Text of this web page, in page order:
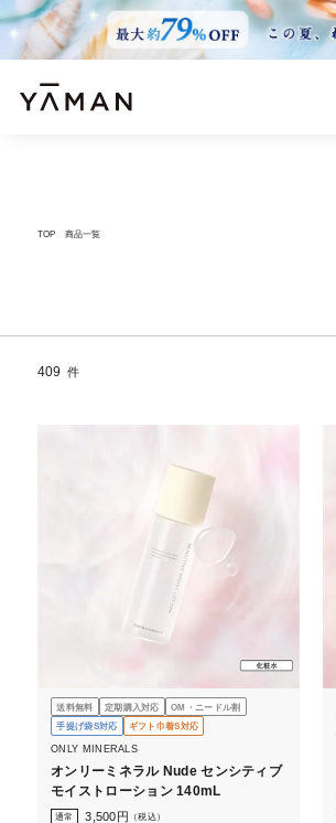
TOP 商品一覧
409 件
送料無料 定期購入対応
OM・ニードル割
手提げ袋S対応
ギフト巾着S対応
ONLY MINERALS
オンリーミネラル Nude センシティブ
モイストローション 140mL
通常 3,500円 （税込）